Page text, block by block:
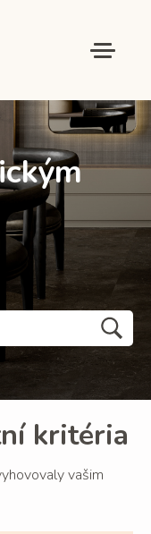
kritéria
vašim